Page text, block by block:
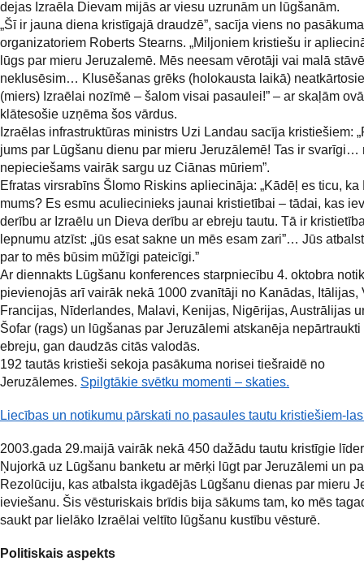
dejas Izraēla Dievam mijās ar viesu uzrunām un lūgšanām.
„Šī ir jauna diena kristīgajā draudzē”, sacīja viens no pasākuma
organizatoriem Roberts Stearns. „Miljoniem kristiešu ir
lūgs par mieru Jeruzalemē. Mēs neesam vērotāji vai malā
neklusēsim… Klusēšanas grēks (holokausta laikā)
(miers) Izraēlai nozīmē – šalom visai pasaulei!” – ar skaļām
klātesošie uzņēma šos vārdus.
Izraēlas infrastruktūras ministrs Uzi Landau sacīja kristiešiem:
jums par Lūgšanu dienu par mieru Jeruzālemē! Tas ir svarīgi…
nepieciešams vairāk sargu uz Ciānas mūriem”.
Efratas virsrabīns Šlomo Riskins apliecināja: „Kādēļ es ticu, ka
mums? Es esmu aculiecinieks jaunai kristietībai – tādai, kas
derību ar Izraēlu un Dieva derību ar ebreju tautu. Tā ir
lepnumu atzīst: „jūs esat sakne un mēs esam zari”… Jūs
par to mēs būsim mūžīgi pateicīgi.”
Ar diennakts Lūgšanu konferences starpniecību 4. oktobra
pievienojās arī vairāk nekā 1000 zvanītāji no Kanādas, Itālijas,
Francijas, Nīderlandes, Malavi, Kenijas, Nigērijas, Austrālijas
Šofar (rags) un lūgšanas par Jeruzālemi atskanēja nepārtraukti
ebreju, gan daudzās citās valodās.
192 tautās kristieši sekoja pasākuma norisei tiešraidē no
Jeruzālemes. Spilgtākie svētku momenti – skaties.
Liecības un notikumu pārskati no pasaules tautu kristiešiem-
2003.gada 29.maijā vairāk nekā 450 dažādu tautu kristīgie
Ņujorkā uz Lūgšanu banketu ar mērķi lūgt par Jeruzālemi un
Rezolūciju, kas atbalsta ikgadējās Lūgšanu dienas par mieru
ieviešanu. Šis vēsturiskais brīdis bija sākums tam, ko mēs
saukt par lielāko Izraēlai veltīto lūgšanu kustību vēsturē.
Politiskais aspekts